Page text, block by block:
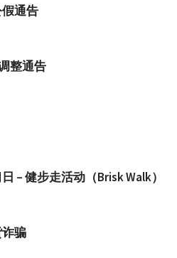
通告
整通告
– 健步走活动（Brisk Walk）
骗